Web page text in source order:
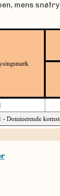
mens